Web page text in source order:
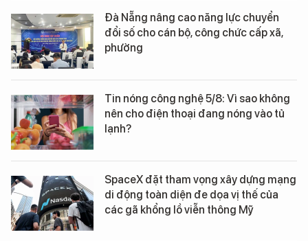
Đà Nẵng nâng cao năng lực chuyển
đổi số cho cán bộ, công chức cấp xã,
phường
Tin nóng công nghệ 5/8: Vì sao không
nên cho điện thoại đang nóng vào tủ
lạnh?
SpaceX đặt tham vọng xây dựng mạng
di động toàn diện đe dọa vị thế của
các gã khổng lồ viễn thông Mỹ